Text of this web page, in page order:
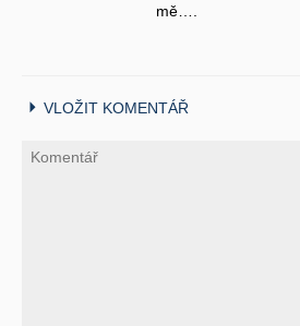
mě….
VLOŽIT KOMENTÁŘ